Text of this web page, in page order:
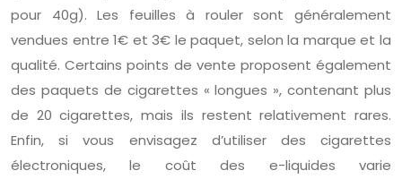
pour 40g). Les feuilles à rouler sont généralement
vendues entre 1€ et 3€ le paquet, selon la marque et la
qualité. Certains points de vente proposent également
des paquets de cigarettes « longues », contenant plus
de 20 cigarettes, mais ils restent relativement rares.
Enfin, si vous envisagez d’utiliser des cigarettes
électroniques, le coût des e-liquides varie